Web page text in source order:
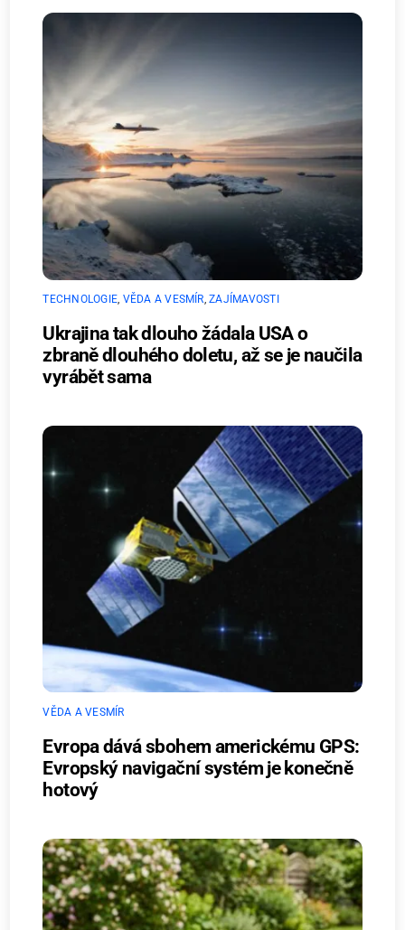
TECHNOLOGIE, VĚDA A VESMÍR,ZAJÍMAVOSTI
Ukrajina tak dlouho žádala USA o
zbraně dlouhého doletu, až se je naučila
vyrábět sama
VĚDA A VESMÍR
Evropa dává sbohem americkému GPS:
Evropský navigační systém je konečně
hotový